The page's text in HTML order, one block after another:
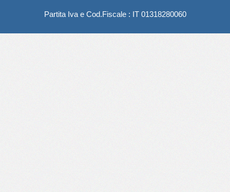
Partita Iva e Cod.Fiscale : IT 01318280060